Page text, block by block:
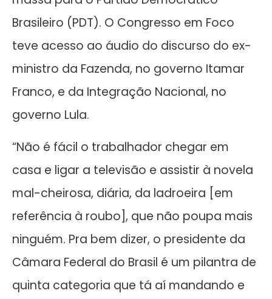
Brasileiro (PDT). O Congresso em Foco
teve acesso ao áudio do discurso do ex-
ministro da Fazenda, no governo Itamar
Franco, e da Integração Nacional, no
governo Lula.
“Não é fácil o trabalhador chegar em
casa e ligar a televisão e assistir à novela
mal-cheirosa, diária, da ladroeira [em
referência à roubo], que não poupa mais
ninguém. Pra bem dizer, o presidente da
Câmara Federal do Brasil é um pilantra de
quinta categoria que tá aí mandando e